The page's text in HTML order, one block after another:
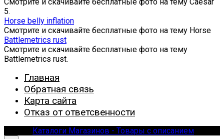
5.
Horse belly inflation
Смотрите и скачивайте бесплатные фото на тему Horse
Battlemetrics rust
Смотрите и скачивайте бесплатные фото на тему
Battlemetrics rust.
Главная
Обратная связь
Карта сайта
Отказ от ответсвенности
Каталоги Магазинов - Товары с описанием